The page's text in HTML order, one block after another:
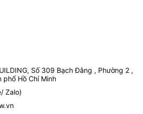
Số 309 Bạch Đằng , Phường 2 ,
phố Hồ Chí Minh
Zalo)